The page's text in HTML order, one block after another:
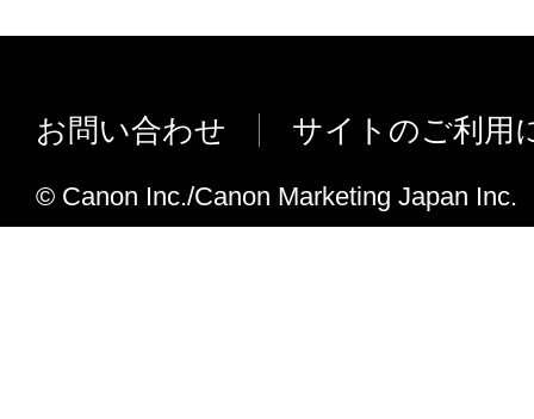
４．保証の否認・免責
(1) 「本ソフトウエア」は、『現状のまま
諾されます。キヤノン、キヤノンの関連会
ピーボタン機能を用いた印刷ができな
・ Windows 8 でプリンタードライバ
プを行うとクリーンアップ動作が停止
る。
お問い合わせ サイトのご利用
© Canon Inc./Canon Marketing Japan Inc.